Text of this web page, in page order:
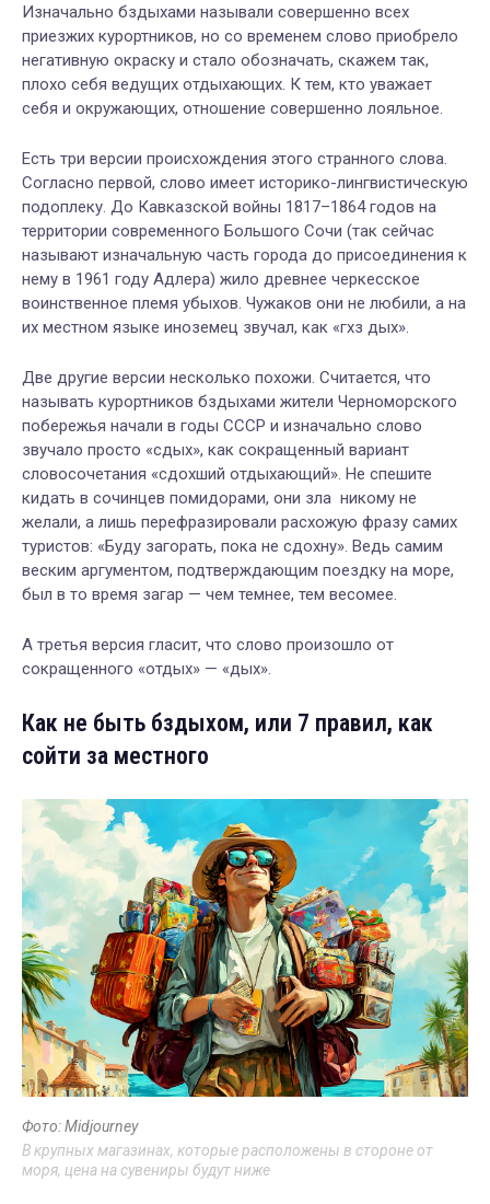
Изначально бздыхами называли совершенно всех
приезжих курортников, но со временем слово приобрело
негативную окраску и стало обозначать, скажем так,
плохо себя ведущих отдыхающих. К тем, кто уважает
себя и окружающих, отношение совершенно лояльное.
Есть три версии происхождения этого странного слова.
Согласно первой, слово имеет историко-лингвистическую
подоплеку. До Кавказской войны 1817–1864 годов на
территории современного Большого Сочи (так сейчас
называют изначальную часть города до присоединения к
нему в 1961 году Адлера) жило древнее черкесское
воинственное племя убыхов. Чужаков они не любили, а на
их местном языке иноземец звучал, как «гхз дых».
Две другие версии несколько похожи. Считается, что
называть курортников бздыхами жители Черноморского
побережья начали в годы СССР и изначально слово
звучало просто «сдых», как сокращенный вариант
словосочетания «сдохший отдыхающий». Не спешите
кидать в сочинцев помидорами, они зла никому не
желали, а лишь перефразировали расхожую фразу самих
туристов: «Буду загорать, пока не сдохну». Ведь самим
веским аргументом, подтверждающим поездку на море,
был в то время загар — чем темнее, тем весомее.
А третья версия гласит, что слово произошло от
сокращенного «отдых» — «дых».
Как не быть бздыхом, или 7 правил, как
сойти за местного
Фото: Midjourney
В крупных магазинах, которые расположены в стороне от
моря, цена на сувениры будут ниже